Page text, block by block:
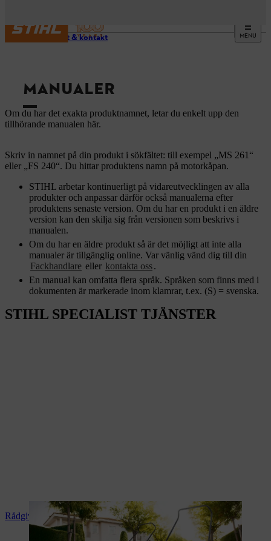
MENU
Support & kontakt
MANUALER
Om du har det exakta produktnamnet, letar du enkelt upp den
tillhörande manualen här.
Skriv in namnet på din produkt i sökfältet: till exempel „MS 261“
eller „FS 240“. Du hittar produktens namn på motorkåpan.
STIHL arbetar kontinuerligt på vidareutvecklingen av alla
produkter och anpassar därför också manualerna efter
produktens senaste version. Om du har en produkt i en äldre
version kan den skilja sig från versionen som beskrivs i
manualen.
Om du har en äldre produkt så är det möjligt att inte alla
manualer är tillgänglig online. Var vänlig vänd dig till din
Fackhandlare eller kontakta oss.
En manual kan omfatta flera språk. Språken som finns med i
dokumenten är markerade inom klamrar, t.ex. (S) = svenska.
STIHL SPECIALIST TJÄNSTER
Rådgivning och produktanvisningar